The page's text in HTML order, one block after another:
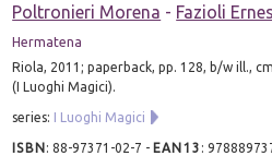
Poltronieri Morena - Fazioli
Hermatena
Riola, 2011; paperback, pp. 128, b/w ill.,
(I Luoghi Magici).
series: I Luoghi Magici
ISBN:88-97371-02-7 - EAN13 :